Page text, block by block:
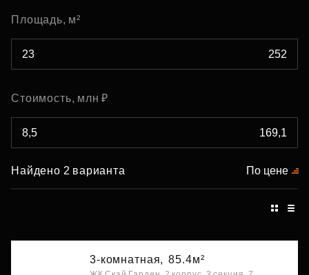
Площадь, м²
Стоимость, млн ₽
Найдено 2 варианта По цене
3-комнатная, 85.4м²